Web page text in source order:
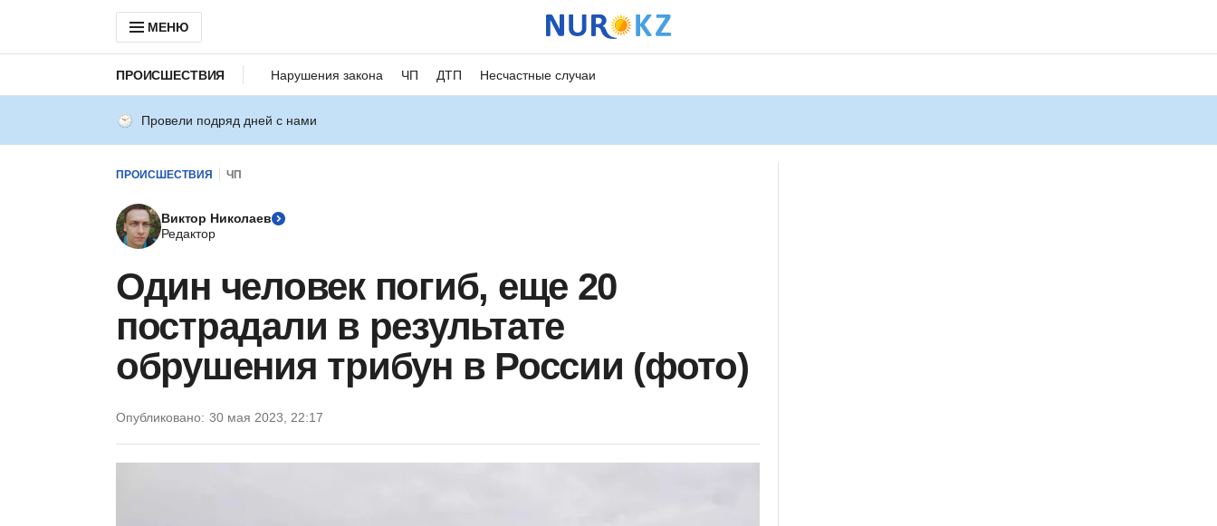
МЕНЮ
ПРОИСШЕСТВИЯ Нарушения закона ЧП ДТП Несчастные случаи
Провели подряд дней с нами
ПРОИСШЕСТВИЯ ЧП
Виктор Николаев
Редактор
Один человек погиб, еще 20
пострадали в результате
обрушения трибун в России (фото)
Опубликовано: 30 мая 2023, 22:17